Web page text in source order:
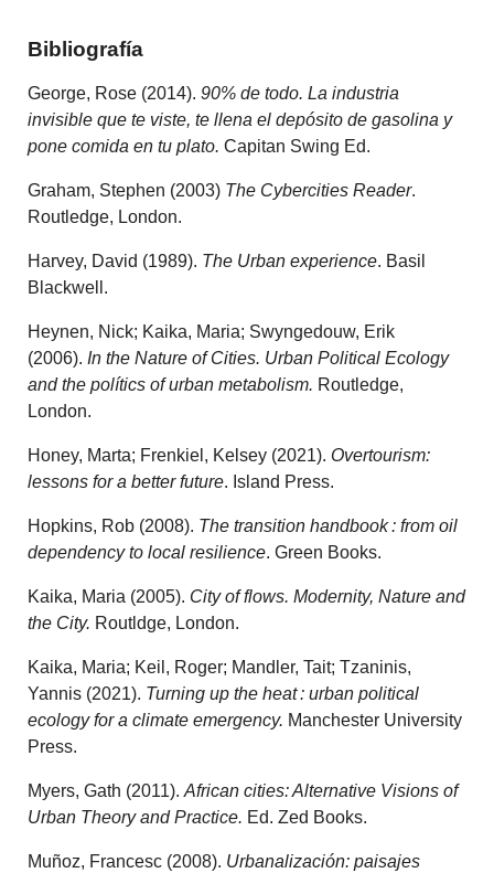
Bibliografía
George, Rose (2014).90% de todo. La industria
invisible que te viste, te llena el depósito de gasolina y
pone comida en tu plato.Capitan Swing Ed.
Graham, Stephen (2003) The Cybercities Reader.
Routledge, London.
Harvey, David (1989). The Urban experience. Basil
Blackwell.
Heynen, Nick; Kaika, Maria; Swyngedouw, Erik
(2006). In the Nature of Cities. Urban Political Ecology
and the polítics of urban metabolism. Routledge,
London.
Honey, Marta; Frenkiel, Kelsey (2021). Overtourism:
lessons for a better future. Island Press.
Hopkins, Rob (2008). The transition handbook : from oil
dependency to local resilience. Green Books.
Kaika, Maria (2005). City of flows. Modernity, Nature and
the City. Routldge, London.
Kaika, Maria; Keil, Roger; Mandler, Tait; Tzaninis,
Yannis (2021). Turning up the heat : urban political
ecology for a climate emergency. Manchester University
Press.
Myers, Gath (2011).African cities: Alternative Visions of
Urban Theory and Practice. Ed. Zed Books.
Muñoz, Francesc (2008). Urbanalización: paisajes